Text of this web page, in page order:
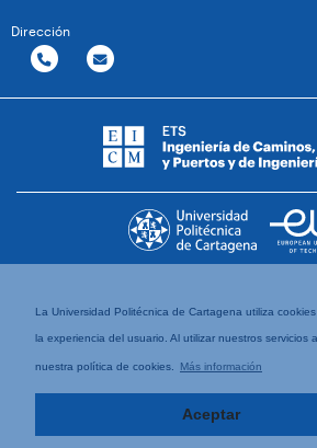
La Universidad Politécnica de Cartagena utiliza
la experiencia del usuario. Al utilizar nuestros servicios
nuestra política de cookies. Más información
Aceptar
Dirección